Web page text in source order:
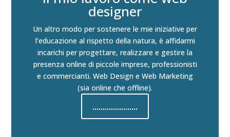
designer
Un altro modo per sostenere le mie iniziative per
l’educazione al rispetto della natura, è affidarmi
incarichi per progettare, realizzare e gestire la
presenza online di piccole imprese, professionisti
e commercianti. Web Design e Web Marketing
(sia online che offline).
......................